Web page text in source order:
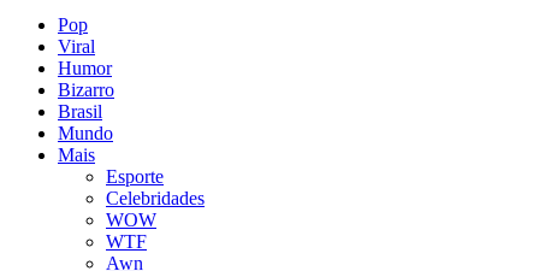
Pop
Viral
Humor
Bizarro
Brasil
Mundo
Mais
Esporte
Celebridades
WOW
WTF
Awn